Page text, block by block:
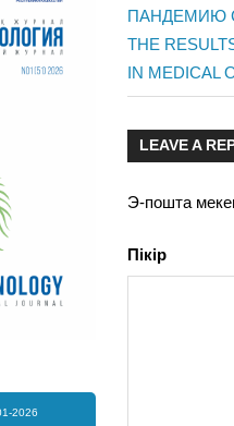
Жазба
Post:
ПАНДЕМИЮ
Next
Post:
THE
IN MEDICAL
LEAVE A
Э-пошта
Пікір
2026